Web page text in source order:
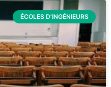
ÉCOLES D'INGÉNIEURS